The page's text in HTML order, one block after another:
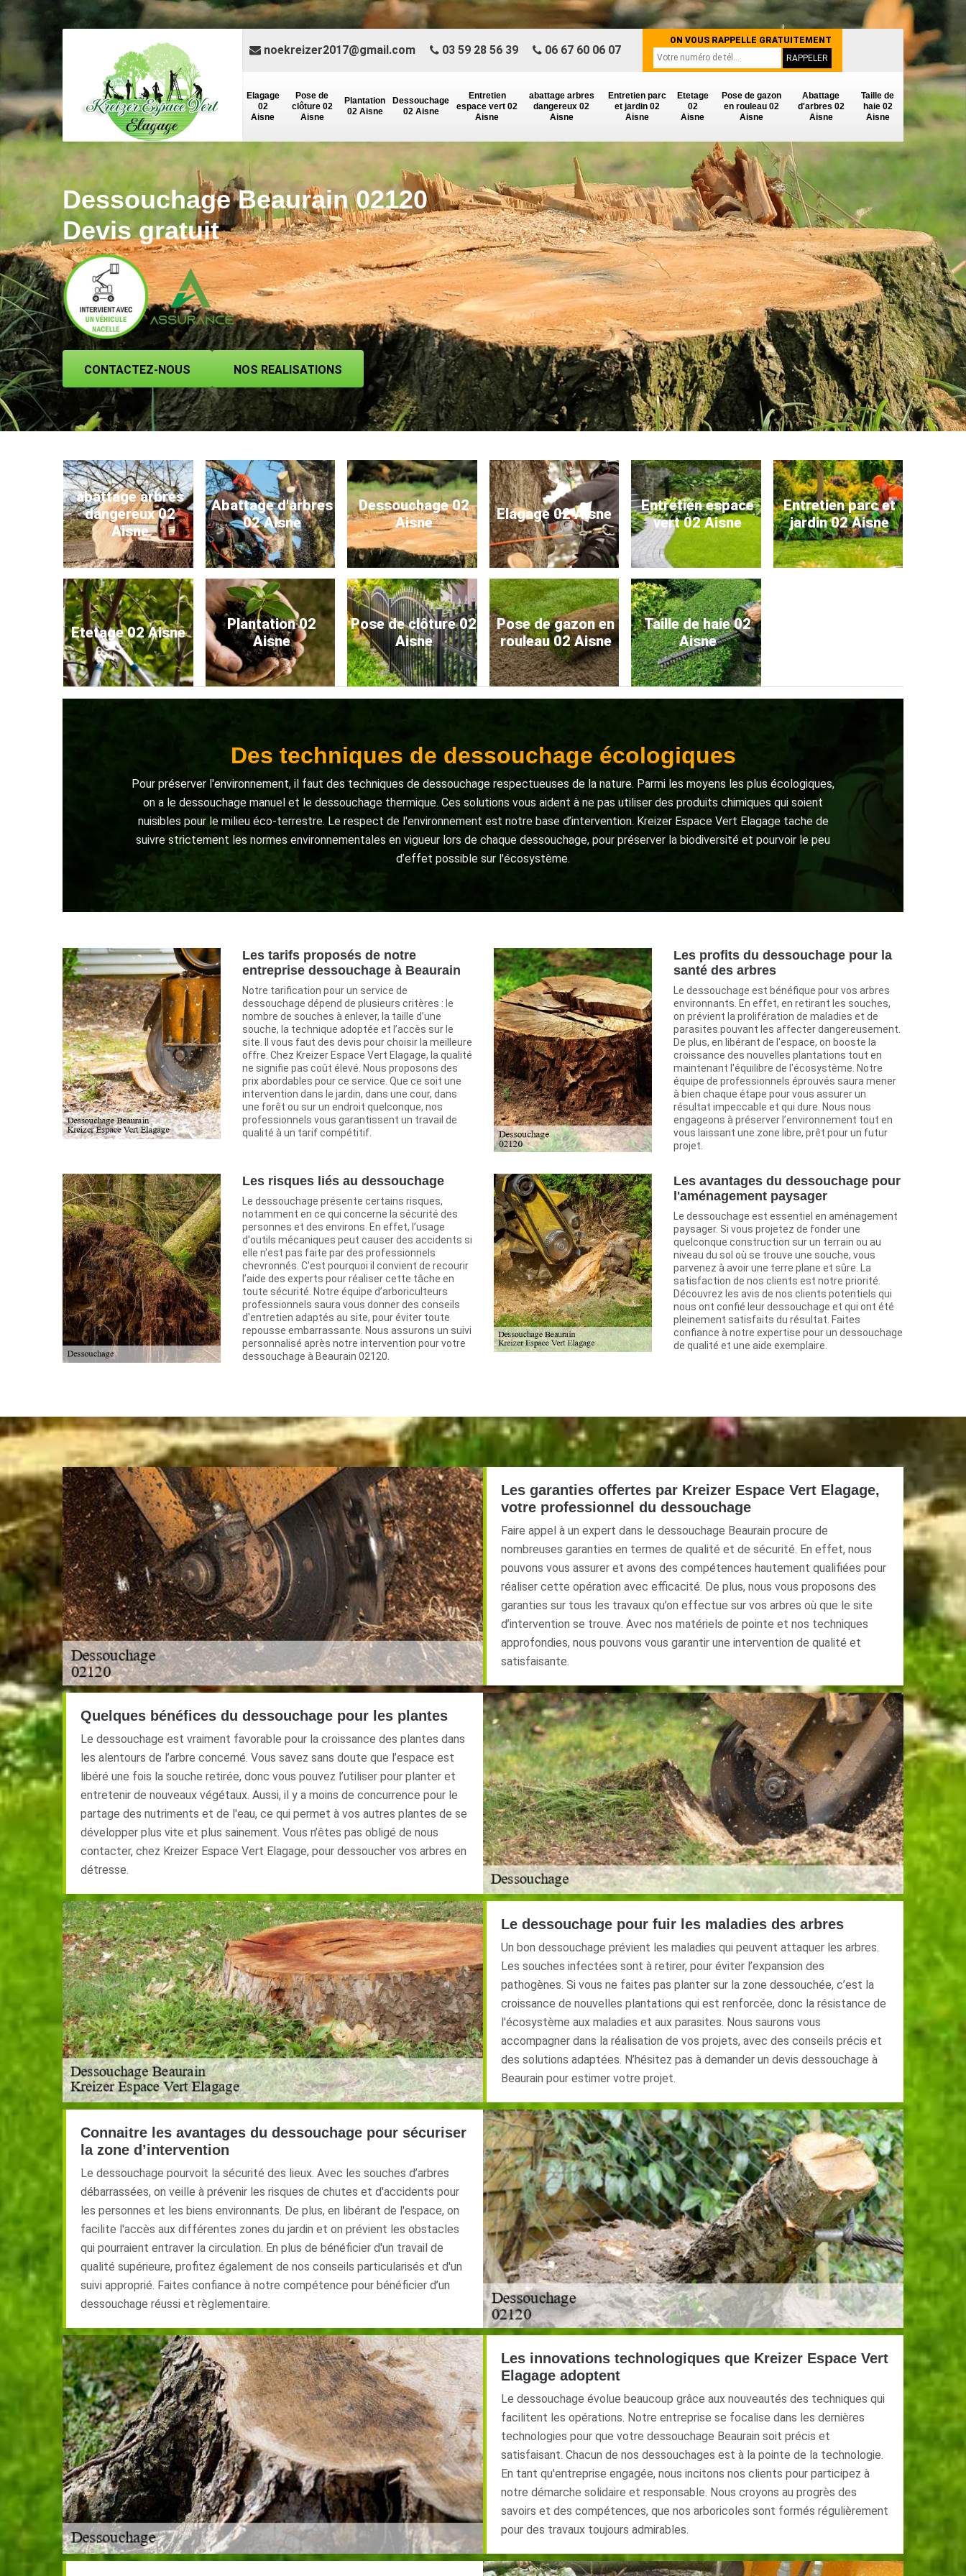
Elagage
02
Aisne
Pose de
clôture 02
Aisne
Plantation
02 Aisne
Dessouchage
02 Aisne
Entretien
espace vert 02
Aisne
abattage arbres
dangereux 02
Aisne
Entretien parc
et jardin 02
Aisne
Etetage
02
Aisne
Pose de gazon
en rouleau 02
Aisne
Abattage
d'arbres 02
Aisne
Taille de
haie 02
Aisne
noekreizer2017@gmail.com 03 59 28 56 39 06 67 60 06 07
ON VOUS RAPPELLE GRATUITEMENT
Dessouchage Beaurain 02120
Devis gratuit
CONTACTEZ-NOUS NOS REALISATIONS
abattage arbres
dangereux 02
Aisne
Abattage d'arbres
02 Aisne
Dessouchage 02
Aisne
Elagage 02 Aisne
Entretien espace
vert 02 Aisne
Entretien parc et
jardin 02 Aisne
Etetage 02 Aisne
Plantation 02
Aisne
Pose de clôture 02
Aisne
Pose de gazon en
rouleau 02 Aisne
Taille de haie 02
Aisne
Des techniques de dessouchage écologiques
Pour préserver l'environnement, il faut des techniques de dessouchage respectueuses de la nature. Parmi les moyens les plus écologiques,
on a le dessouchage manuel et le dessouchage thermique. Ces solutions vous aident à ne pas utiliser des produits chimiques qui soient
nuisibles pour le milieu éco-terrestre. Le respect de l'environnement est notre base d’intervention. Kreizer Espace Vert Elagage tache de
suivre strictement les normes environnementales en vigueur lors de chaque dessouchage, pour préserver la biodiversité et pourvoir le peu
d’effet possible sur l'écosystème.
Les tarifs proposés de notre
entreprise dessouchage à Beaurain
Notre tarification pour un service de
dessouchage dépend de plusieurs critères : le
nombre de souches à enlever, la taille d’une
souche, la technique adoptée et l’accès sur le
site. Il vous faut des devis pour choisir la meilleure
offre. Chez Kreizer Espace Vert Elagage, la qualité
ne signifie pas coût élevé. Nous proposons des
prix abordables pour ce service. Que ce soit une
intervention dans le jardin, dans une cour, dans
une forêt ou sur un endroit quelconque, nos
professionnels vous garantissent un travail de
qualité à un tarif compétitif.
Les profits du dessouchage pour la
santé des arbres
Le dessouchage est bénéfique pour vos arbres
environnants. En effet, en retirant les souches,
on prévient la prolifération de maladies et de
parasites pouvant les affecter dangereusement.
De plus, en libérant de l'espace, on booste la
croissance des nouvelles plantations tout en
maintenant l'équilibre de l'écosystème. Notre
équipe de professionnels éprouvés saura mener
à bien chaque étape pour vous assurer un
résultat impeccable et qui dure. Nous nous
engageons à préserver l’environnement tout en
vous laissant une zone libre, prêt pour un futur
projet.
Les risques liés au dessouchage
Le dessouchage présente certains risques,
notamment en ce qui concerne la sécurité des
personnes et des environs. En effet, l’usage
d'outils mécaniques peut causer des accidents si
elle n'est pas faite par des professionnels
chevronnés. C'est pourquoi il convient de recourir
l’aide des experts pour réaliser cette tâche en
toute sécurité. Notre équipe d’arboriculteurs
professionnels saura vous donner des conseils
d'entretien adaptés au site, pour éviter toute
repousse embarrassante. Nous assurons un suivi
personnalisé après notre intervention pour votre
dessouchage à Beaurain 02120.
Les avantages du dessouchage pour
l'aménagement paysager
Le dessouchage est essentiel en aménagement
paysager. Si vous projetez de fonder une
quelconque construction sur un terrain ou au
niveau du sol où se trouve une souche, vous
parvenez à avoir une terre plane et sûre. La
satisfaction de nos clients est notre priorité.
Découvrez les avis de nos clients potentiels qui
nous ont confié leur dessouchage et qui ont été
pleinement satisfaits du résultat. Faites
confiance à notre expertise pour un dessouchage
de qualité et une aide exemplaire.
Les garanties offertes par Kreizer Espace Vert Elagage,
votre professionnel du dessouchage
Faire appel à un expert dans le dessouchage Beaurain procure de
nombreuses garanties en termes de qualité et de sécurité. En effet, nous
pouvons vous assurer et avons des compétences hautement qualifiées pour
réaliser cette opération avec efficacité. De plus, nous vous proposons des
garanties sur tous les travaux qu’on effectue sur vos arbres où que le site
d’intervention se trouve. Avec nos matériels de pointe et nos techniques
approfondies, nous pouvons vous garantir une intervention de qualité et
satisfaisante.
Quelques bénéfices du dessouchage pour les plantes
Le dessouchage est vraiment favorable pour la croissance des plantes dans
les alentours de l’arbre concerné. Vous savez sans doute que l’espace est
libéré une fois la souche retirée, donc vous pouvez l’utiliser pour planter et
entretenir de nouveaux végétaux. Aussi, il y a moins de concurrence pour le
partage des nutriments et de l'eau, ce qui permet à vos autres plantes de se
développer plus vite et plus sainement. Vous n’êtes pas obligé de nous
contacter, chez Kreizer Espace Vert Elagage, pour dessoucher vos arbres en
détresse.
Le dessouchage pour fuir les maladies des arbres
Un bon dessouchage prévient les maladies qui peuvent attaquer les arbres.
Les souches infectées sont à retirer, pour éviter l’expansion des
pathogènes. Si vous ne faites pas planter sur la zone dessouchée, c’est la
croissance de nouvelles plantations qui est renforcée, donc la résistance de
l'écosystème aux maladies et aux parasites. Nous saurons vous
accompagner dans la réalisation de vos projets, avec des conseils précis et
des solutions adaptées. N’hésitez pas à demander un devis dessouchage à
Beaurain pour estimer votre projet.
Connaitre les avantages du dessouchage pour sécuriser
la zone d’intervention
Le dessouchage pourvoit la sécurité des lieux. Avec les souches d’arbres
débarrassées, on veille à prévenir les risques de chutes et d'accidents pour
les personnes et les biens environnants. De plus, en libérant de l'espace, on
facilite l'accès aux différentes zones du jardin et on prévient les obstacles
qui pourraient entraver la circulation. En plus de bénéficier d'un travail de
qualité supérieure, profitez également de nos conseils particularisés et d'un
suivi approprié. Faites confiance à notre compétence pour bénéficier d’un
dessouchage réussi et règlementaire.
Les innovations technologiques que Kreizer Espace Vert
Elagage adoptent
Le dessouchage évolue beaucoup grâce aux nouveautés des techniques qui
facilitent les opérations. Notre entreprise se focalise dans les dernières
technologies pour que votre dessouchage Beaurain soit précis et
satisfaisant. Chacun de nos dessouchages est à la pointe de la technologie.
En tant qu'entreprise engagée, nous incitons nos clients pour participez à
notre démarche solidaire et responsable. Nous croyons au progrès des
savoirs et des compétences, que nos arboricoles sont formés régulièrement
pour des travaux toujours admirables.